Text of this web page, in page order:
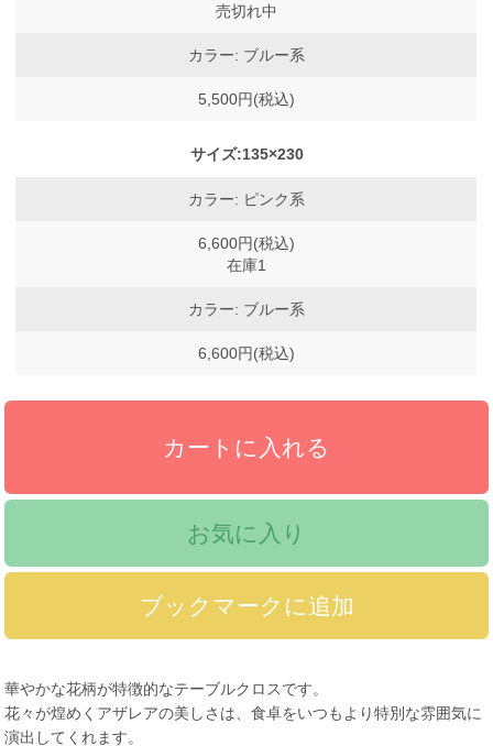
売切れ中
カラー: ブルー系
5,500円(税込)
サイズ:135×230
カラー: ピンク系
6,600円(税込)
在庫1
カラー: ブルー系
6,600円(税込)
お気に入り
華やかな花柄が特徴的なテーブルクロスです。
花々が煌めくアザレアの美しさは、食卓をいつもより特別な雰囲気に
演出してくれます。